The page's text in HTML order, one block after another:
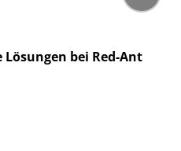
Lösungen bei Red-Ant